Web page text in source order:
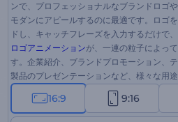
ンで、プロフェッショナルなブランドロゴ
モダンにアピールするのに最適です。ロゴ
ドし、キャッチフレーズを入力するだけで
ロゴアニメーションが、一連の粒子によっ
す。企業紹介、ブランドプロモーション、
製品のプレゼンテーションなど、様々な用
す。今すぐお試しください！
16:9 9:16